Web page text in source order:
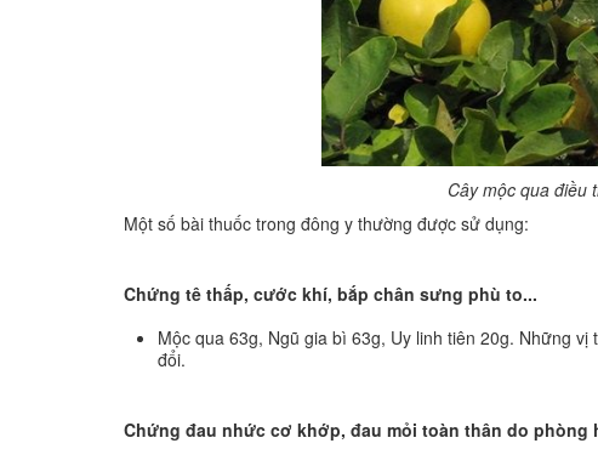
Cây mộc qua điều
Một số bài thuốc trong đông y thường được sử dụng:
Chứng tê thấp, cước khí, bắp chân sưng phù to...
Mộc qua 63g, Ngũ gia bì 63g, Uy linh tiên 20g. Những
đổi.
Chứng đau nhức cơ khớp, đau mỏi toàn thân do phòng